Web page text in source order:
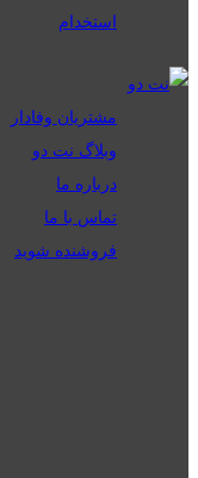
استخدام
مشتریان وفادار
وبلاگ نت دو
درباره ما
تماس با ما
فروشنده شوید